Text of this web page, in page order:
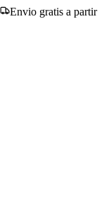
Envio gratis a partir